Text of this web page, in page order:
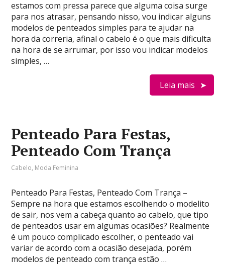
estamos com pressa parece que alguma coisa surge
para nos atrasar, pensando nisso, vou indicar alguns
modelos de penteados simples para te ajudar na
hora da correria, afinal o cabelo é o que mais dificulta
na hora de se arrumar, por isso vou indicar modelos
simples, …
Leia mais
Penteado Para Festas,
Penteado Com Trança
Cabelo, Moda Feminina
Penteado Para Festas, Penteado Com Trança –
Sempre na hora que estamos escolhendo o modelito
de sair, nos vem a cabeça quanto ao cabelo, que tipo
de penteados usar em algumas ocasiões? Realmente
é um pouco complicado escolher, o penteado vai
variar de acordo com a ocasião desejada, porém
modelos de penteado com trança estão …